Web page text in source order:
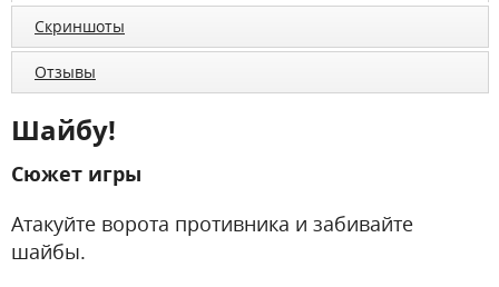
Скриншоты
Отзывы
Шайбу!
Сюжет игры
Атакуйте ворота противника и забивайте
шайбы.